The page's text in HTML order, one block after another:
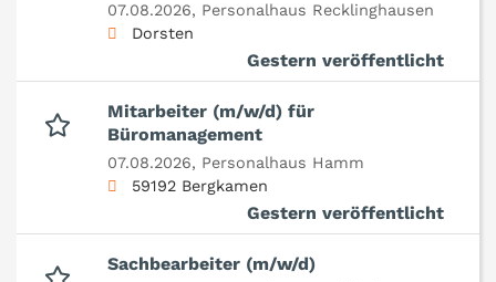
07.08.2026, Personalhaus Recklinghausen
Dorsten
Gestern veröffentlicht
Mitarbeiter (m/w/d) für
Büromanagement
07.08.2026, Personalhaus Hamm
59192 Bergkamen
Gestern veröffentlicht
Sachbearbeiter (m/w/d)